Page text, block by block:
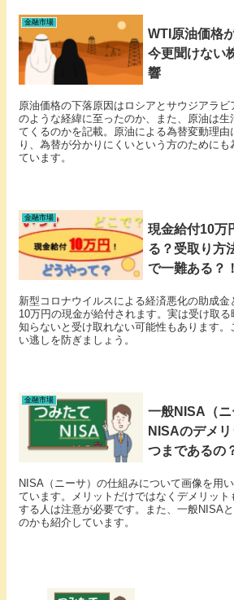
金融市場
WTI原油価格
今更聞けない
響
原油価格の下落原因はロシアとサウジアラビ
のような経緯に至ったのか、また、原油は生
てくるのかを記載。原油による為替変動理由
り、為替が分かりにくいという方のためにも
ています。
金融市場
現金給付10万
る？受取り方
で一難ある？！
新型コロナウイルスによる経済悪化の助成金
10万円の現金が給付されます。実は受け取
知らないと受け取れない可能性もあります。
い逃しを防ぎましょう。
金融市場
一般NISA（
NISAのデメ
つまであるの
NISA（ニーサ）の仕組みについて画像を用
ています。メリットだけではなくデメリッ
する人は注意が必要です。また、一般NISA
のかも紹介しています。